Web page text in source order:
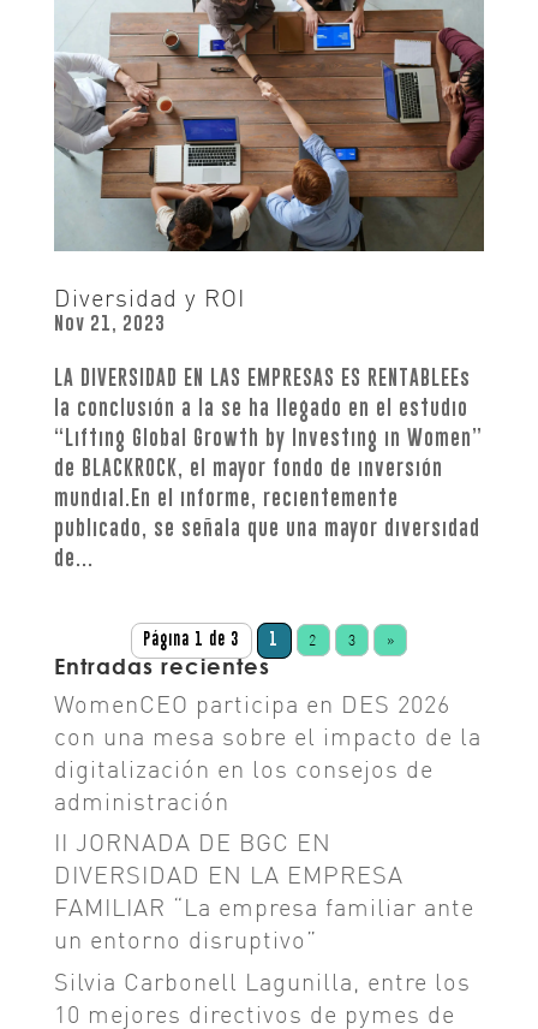
Diversidad y ROI
Nov 21, 2023
LA DIVERSIDAD EN LAS EMPRESAS ES RENTABLEEs
la conclusión a la se ha llegado en el estudio
“Lifting Global Growth by Investing in Women”
de BLACKROCK, el mayor fondo de inversión
mundial.En el informe, recientemente
publicado, se señala que una mayor diversidad
de...
Página 1 de 3 1 2 3 »
Entradas recientes
WomenCEO participa en DES 2026
con una mesa sobre el impacto de la
digitalización en los consejos de
administración
II JORNADA DE BGC EN
DIVERSIDAD EN LA EMPRESA
FAMILIAR “La empresa familiar ante
un entorno disruptivo”
Silvia Carbonell Lagunilla, entre los
10 mejores directivos de pymes de